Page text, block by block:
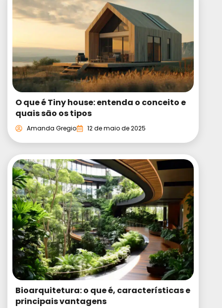
O que é Tiny house: entenda o conceito e
quais são os tipos
Amanda Gregio 12 de maio de 2025
Bioarquitetura: o que é, características e
principais vantagens